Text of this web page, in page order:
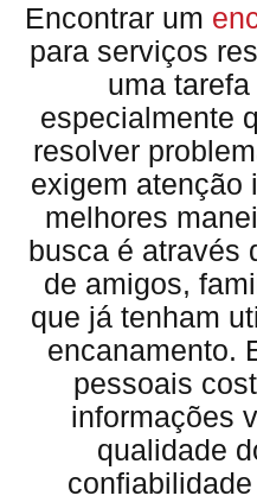
Encontrar um
para serviços
uma
especialmente
resolver
exigem atenção
melhores
busca é através
de amigos,
que já tenham
encanamento.
pessoais
informações
qualidade